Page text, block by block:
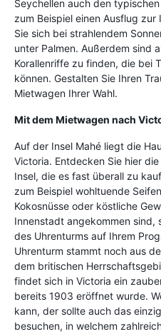
Seychellen auch den
zum Beispiel einen Ausflug zur
Sie sich bei strahlendem
unter Palmen. Außerdem sind
Korallenriffe zu finden, die bei
können. Gestalten Sie Ihren
Mietwagen Ihrer Wahl.
Mit dem Mietwagen nach
Auf der Insel Mahé liegt die
Victoria. Entdecken Sie hier
Insel, die es fast überall zu
zum Beispiel wohltuende
Kokosnüsse oder köstliche
Innenstadt angekommen sind,
des Uhrenturms auf Ihrem
Uhrenturm stammt noch aus
dem britischen
findet sich in Victoria ein
bereits 1903 eröffnet wurde.
kann, der sollte auch das
besuchen, in welchem